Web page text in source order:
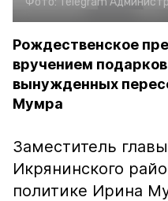
Рождественское
вручением
вынужденных
Мумра
Заместитель
Икрянинского
политике Ирина